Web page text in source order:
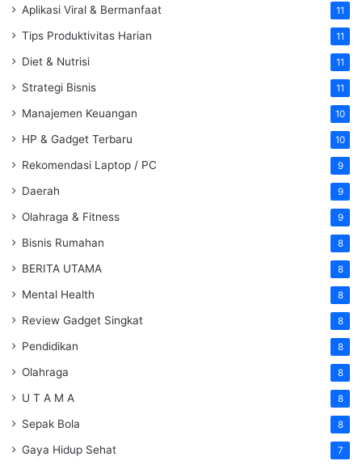
Aplikasi Viral & Bermanfaat 11
Tips Produktivitas Harian 11
Diet & Nutrisi 11
Strategi Bisnis 11
Manajemen Keuangan 10
HP & Gadget Terbaru 10
Rekomendasi Laptop / PC 9
Daerah 9
Olahraga & Fitness 9
Bisnis Rumahan 8
BERITA UTAMA 8
Mental Health 8
Review Gadget Singkat 8
Pendidikan 8
Olahraga 8
U T A M A 8
Sepak Bola 8
Gaya Hidup Sehat 7